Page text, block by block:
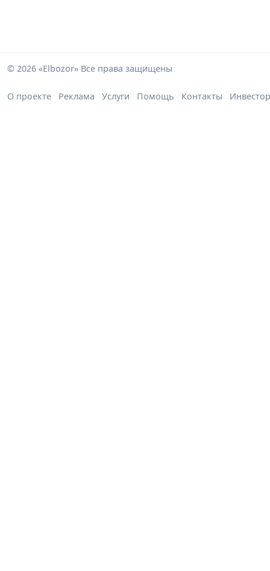
© 2026 «Elbozor» Все права защищены
О проекте Реклама Услуги Помощь Контакты